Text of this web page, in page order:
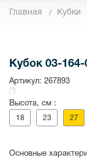
СУВЕНИРЫ
Главная Кубки
Кубок 03-
Артикул: 267893
Высота, см :
18 23 27
Основные